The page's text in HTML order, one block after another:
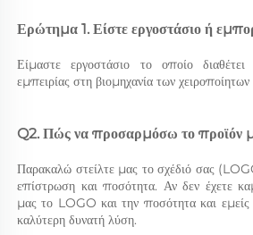
Ερώτημα 1. Είστε εργοστάσιο ή
Είμαστε εργοστάσιο το οποίο
εμπειρίας στη βιομηχανία των χειροποίητων
Q2. Πώς να προσαρμόσω το προϊόν
Παρακαλώ στείλτε μας το σχέδιό σας
επίστρωση και ποσότητα. Αν δεν έχετε
μας το LOGO και την ποσότητα και
καλύτερη δυνατή λύση.